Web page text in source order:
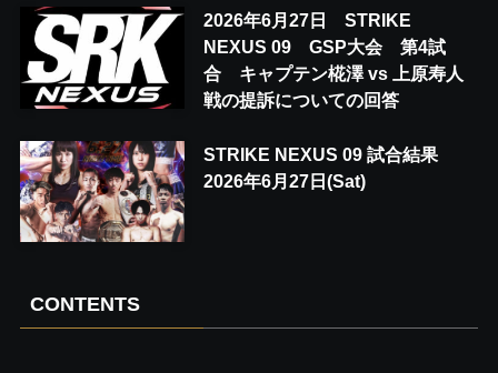
2026年6月27日 STRIKE
NEXUS 09 GSP大会 第4試
合 キャプテン椛澤 vs 上原寿人
戦の提訴についての回答
STRIKE NEXUS 09 試合結果
2026年6月27日(Sat)
CONTENTS